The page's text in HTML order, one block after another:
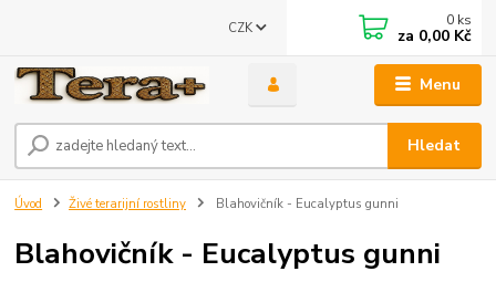
Menu
CZK
Hledat
0 ks
za 0,00 Kč
Úvod Živé terarijní rostliny Blahovičník - Eucalyptus gunni
Blahovičník - Eucalyptus gunni